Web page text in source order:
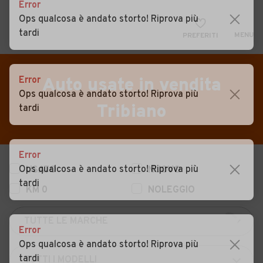
PREFERITI MENU
CERCA
Auto
Auto usate
Auto Km 0
Auto Nuove
Noleggio a lungo termine
Auto d'epoca
Camper
VENDI
MAGAZINE
ACCEDI
Auto usate in vendita
Tribiano
USATO
NUOVO
KM 0
NOLEGGIO
Error
Ops qualcosa è andato storto! Riprova più
tardi
Error
Ops qualcosa è andato storto! Riprova più
tardi
Error
Ops qualcosa è andato storto! Riprova più
tardi
Error
Ops qualcosa è andato storto! Riprova più
tardi